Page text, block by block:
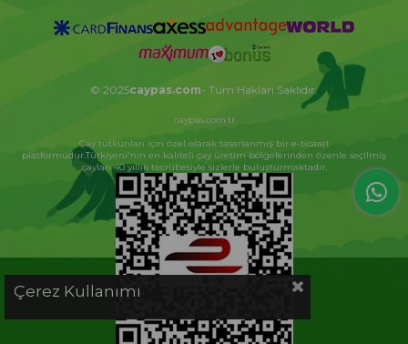
© 2025caypas.com- Tüm Hakları Saklıdır.
caypas.com.tr
Çay tutkunları için özel olarak tasarlanmış bir e-ticaret
platformudur.Türkiyeni'nin en kaliteli çay üretim bölgelerinden özenle seçilmiş
çayları 40 yıllık tecrübesiyle sizlerle buluşturmaktadır.
Çerez Kullanımı